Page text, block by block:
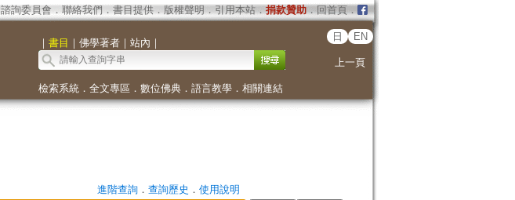
諮詢委員會． 聯絡我們 ． 書目提供． 版權聲明 ． 引用本站． 捐款贊助．回首頁．
｜ 書目 ｜ 佛學著者｜ 站內 ｜
日 EN
上一頁
檢索系統． 全文專區 ． 數位佛典． 語言教學． 相關連結
進階查詢． 查詢歷史 ． 使用說明